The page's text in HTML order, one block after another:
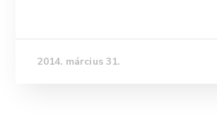
2014. március 31.